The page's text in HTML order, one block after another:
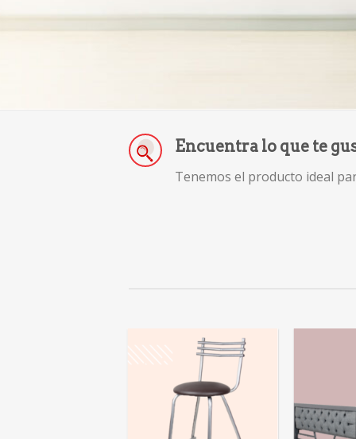
Encuentra lo que te
Tenemos el producto ideal